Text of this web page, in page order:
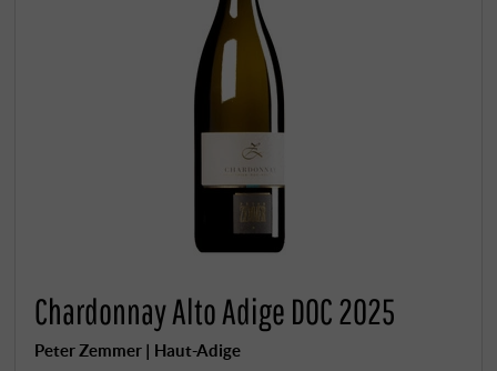
Chardonnay Alto Adige DOC 2025
Peter Zemmer | Haut-Adige